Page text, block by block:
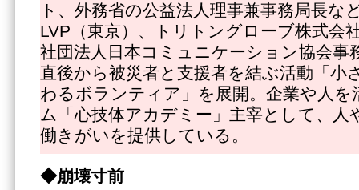
ト、外務省の公益法人理事兼事務局長な
LVP（東京）、トリトングローブ株式会
社団法人日本コミュニケーション協会事
直後から被災者と支援者を結ぶ活動「小
わるボランティア」を展開。企業や人
ム「心技体アカデミー」主宰として、人
働きがいを提供している。
◆崩壊寸前